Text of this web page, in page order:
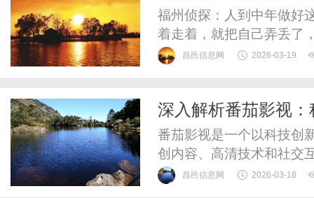
福州侦探：人到中年做好
着走着，就把自己弄丢了
生活琐事填满，目光也不
状态。可我们很少静下来
昌邑信息网 2026-03-19
深入解析番茄影视
业未来
番茄影视是一个以科技创
创内容、高清技术和社交
化转型。本文详细探讨其
昌邑信息网 2026-03-18